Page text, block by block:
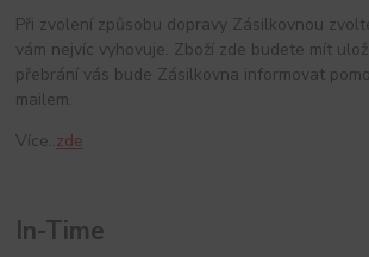
Při zvolení způsobu dopravy Zásilkovnou
vám nejvíc vyhovuje. Zboží zde budete mít
přebrání vás bude Zásilkovna informovat
mailem.
Více..zde
In-Time